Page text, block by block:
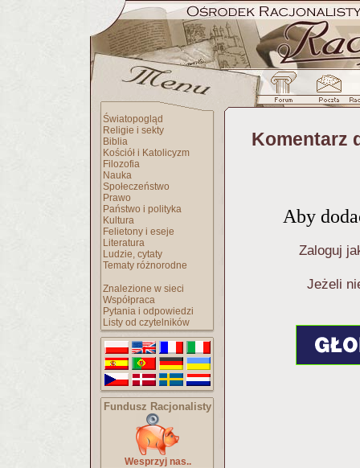
Światopogląd
Religie i sekty
Biblia
Kościół i Katolicyzm
Filozofia
Nauka
Społeczeństwo
Prawo
Państwo i polityka
Kultura
Felietony i eseje
Literatura
Ludzie, cytaty
Tematy różnorodne
Znalezione w sieci
Współpraca
Pytania i odpowiedzi
Listy od czytelników
Fundusz Racjonalisty
Wesprzyj nas..
Komentarz
Aby
Zaloguj
Jeżeli